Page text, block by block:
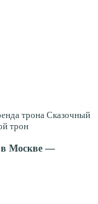
трона Сказочный
трон
в Москве —